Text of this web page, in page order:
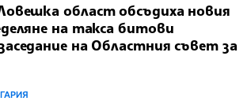
област обсъдиха новия
на такса битови
на Областния съвет за